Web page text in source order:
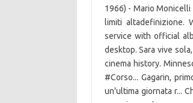
1966) - Mario
limiti altadefinizione.
service with official
desktop. Sara vive
cinema history.
#Corso... Gagarin,
un'ultima giornata r...